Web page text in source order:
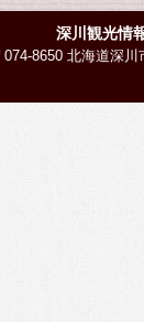
深川観光情
074-8650 北海道深川